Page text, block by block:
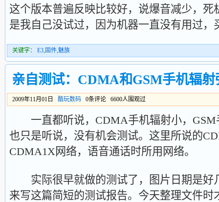
这个版本普遍反映比较好，说爆音减少，
是我自己没试过，因为机器一直没有用过，
关键字： E3,固件,魅族
亲自测试：CDMA和GSM手机辐射
2009年11月01日 酷玩数码 0条评论 6600人围观过
一直都听说，CDMA手机辐射小，GSM
也只是听说，没有机会测试。这里所说的
CDMA1X网络，语音通话时所用网络。
实际很早就做的测试了，图片日期是好
来写这篇简短的测试报告。今天整理文件时